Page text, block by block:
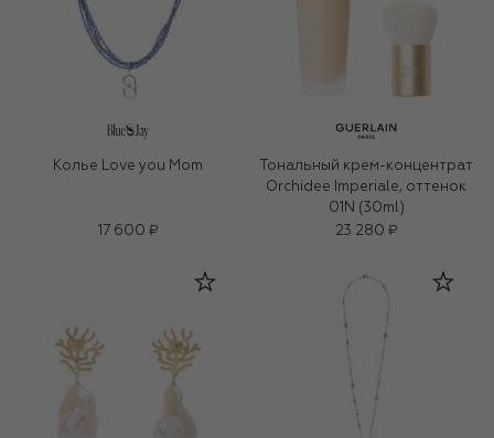
Колье Love you Mom
17 600 ₽
Тональный крем-концентрат
Orchidee Imperiale, оттенок
01N (30ml)
23 280 ₽